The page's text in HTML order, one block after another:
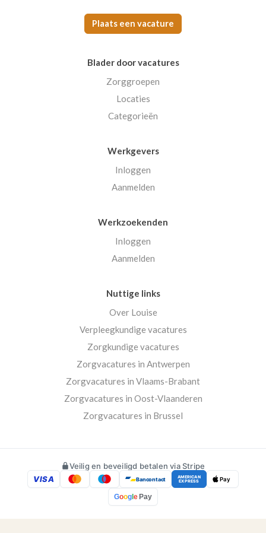
Plaats een vacature
Blader door vacatures
Zorggroepen
Locaties
Categorieën
Werkgevers
Inloggen
Aanmelden
Werkzoekenden
Inloggen
Aanmelden
Nuttige links
Over Louise
Verpleegkundige vacatures
Zorgkundige vacatures
Zorgvacatures in Antwerpen
Zorgvacatures in Vlaams-Brabant
Zorgvacatures in Oost-Vlaanderen
Zorgvacatures in Brussel
Veilig en beveiligd betalen via Stripe
VISA
Bancontact AMERICAN
EXPRESS Pay
Googl e Pay